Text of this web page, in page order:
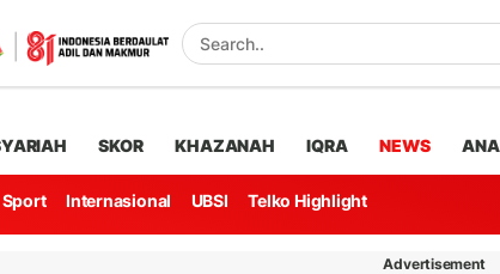
SKOR KHAZANAH IQRA NEWS
Sport Internasional UBSI Telko Highlight
Advertisement